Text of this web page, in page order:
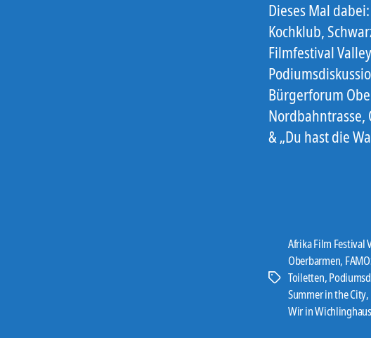
Dieses Mal
Kochklub,
Filmfestival
Bürgerforum
Nordbahntrasse,
& „Du hast die
Schlagwörter
Afrika Film Festival
Oberbarmen,
Toiletten,
Summer in the City,
Wir in